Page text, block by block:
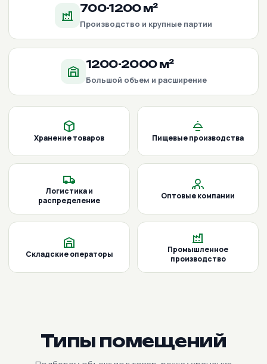
700-1200 м²
Производство и крупные партии
1200-2000 м²
Большой объем и расширение
Хранение товаров Пищевые производства
Логистика и
распределение
Оптовые компании
Складские операторы
Промышленное
производство
Типы помещений